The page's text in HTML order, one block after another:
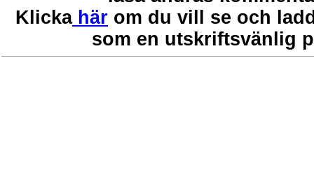
Klickahär om du vill se och
som en utskriftsvänlig